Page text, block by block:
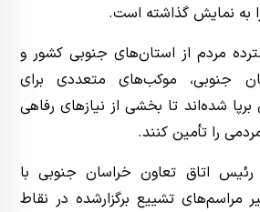
به نمایش گذاشته است.
مردم از استان‌های جنوبی کشور و
جنوبی، موکب‌های متعددی برای
شده‌اند تا بخشی از نیازهای رفاهی
را تأمین کنند.
اتاق تعاون خراسان جنوبی با
مراسم‌های تشییع برگزارشده در نقاط